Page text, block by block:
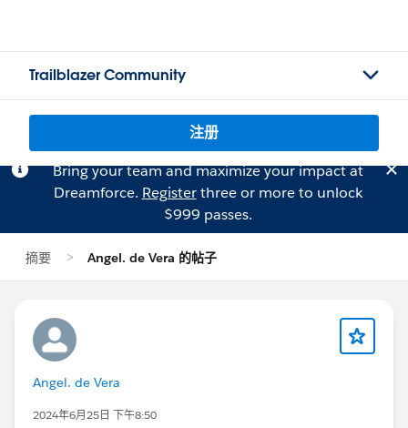
Trailblazer Community
注册
Bring your team and maximize your impact at
Dreamforce. Registerthree or more to unlock
$999 passes.
摘要 Angel. de Vera 的帖子
Angel. de Vera
2024年6月25日 下午8:50